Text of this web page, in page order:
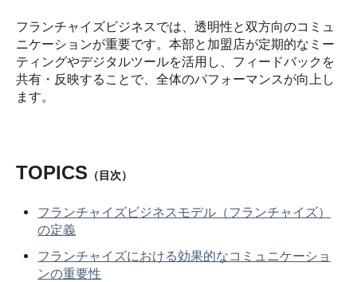
フランチャイズビジネスでは、透明性と双方向のコミュ
ニケーションが重要です。本部と加盟店が定期的なミー
ティングやデジタルツールを活用し、フィードバックを
共有・反映することで、全体のパフォーマンスが向上し
ます。
TOPICS （目次）
フランチャイズビジネスモデル（フランチャイズ）
の定義
フランチャイズにおける効果的なコミュニケーショ
ンの重要性